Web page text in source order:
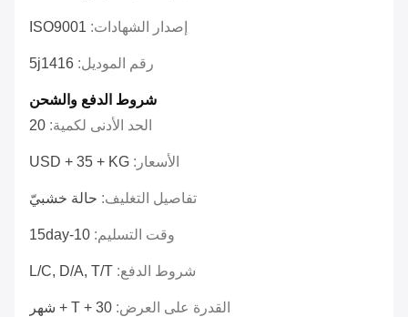
إصدار الشهادات: ISO9001
رقم الموديل: 5j1416
شروط الدفع والشحن
الحد الأدنى لكمية: 20
الأسعار: USD + 35 + KG
تفاصيل التغليف: حالة خشبيّ
وقت التسليم: 10-15day
شروط الدفع: L/C, D/A, T/T
القدرة على العرض: 30 + T + شهر